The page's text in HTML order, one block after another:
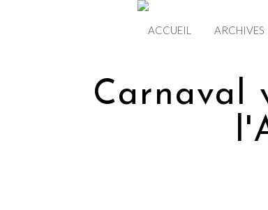
ACCUEIL ARCHIVES
Carnaval